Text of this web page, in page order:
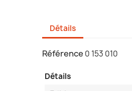
Détails
Référence 0 153 010
Détails